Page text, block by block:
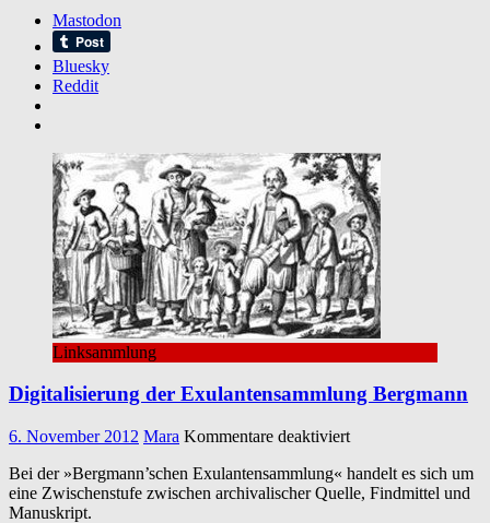
Mastodon
Bluesky
Reddit
Linksammlung
Digitalisierung der Exulantensammlung Bergmann
6. November 2012 Mara Kommentare deaktiviertfür
der
Exulantensammlung
Bei der »Bergmann’schen Exulantensammlung« handelt es sich um
eine Zwischenstufe zwischen archivalischer Quelle, Findmittel und
Manuskript.